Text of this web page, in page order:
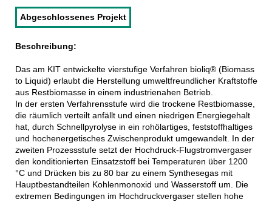
Abgeschlossenes Projekt
Beschreibung:
Das am KIT entwickelte vierstufige Verfahren bioliq® (Biomass
to Liquid) erlaubt die Herstellung umweltfreundlicher Kraftstoffe
aus Restbiomasse in einem industrienahen Betrieb.
In der ersten Verfahrensstufe wird die trockene Restbiomasse,
die räumlich verteilt anfällt und einen niedrigen Energiegehalt
hat, durch Schnellpyrolyse in ein rohölartiges, feststoffhaltiges
und hochenergetisches Zwischenprodukt umgewandelt. In der
zweiten Prozessstufe setzt der Hochdruck-Flugstromvergaser
den konditionierten Einsatzstoff bei Temperaturen über 1200
°C und Drücken bis zu 80 bar zu einem Synthesegas mit
Hauptbestandteilen Kohlenmonoxid und Wasserstoff um. Die
extremen Bedingungen im Hochdruckvergaser stellen hohe